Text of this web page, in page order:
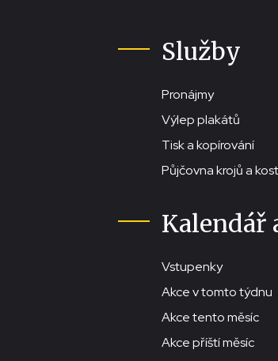
Služby
Pronájmy
Výlep plakátů
Tisk a kopírování
Půjčovna krojů a
Kalendář
Vstupenky
Akce v tomto týdnu
Akce tento měsíc
Akce příští měsíc